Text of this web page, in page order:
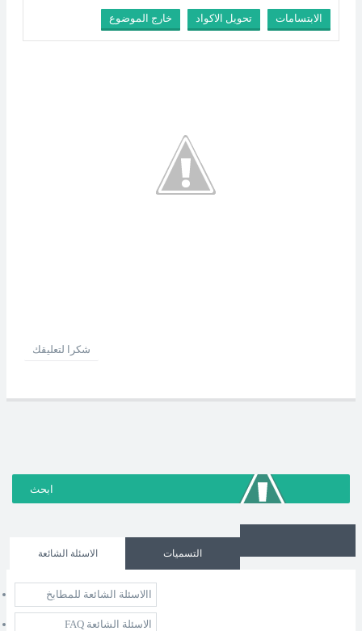
خارج الموضوع تحويل الاكواد الابتسامات
شكرا لتعليقك
الاسئلة الشائعة التسميات
االاسئلة الشائعة للمطابخ
الاسئلة الشائعة FAQ